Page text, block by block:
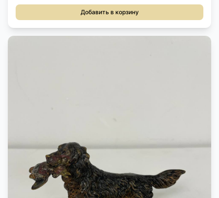
Добавить в корзину